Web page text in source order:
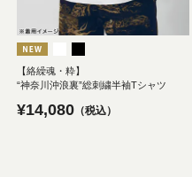
【絡繰魂・粋】
“神奈川沖浪裏”総刺繍半袖Tシャツ
¥14,080 税込